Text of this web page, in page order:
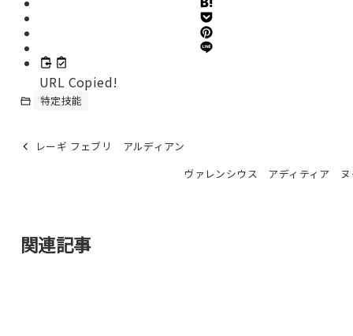
URL Copied!
特定技能
レーギ フェブリ アルディアン
ヴァレンシウス アディティア ヌ
関連記事